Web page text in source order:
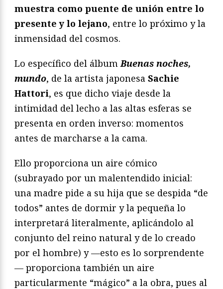
muestra como puente de unión entre lo
presente y lo lejano, entre lo próximo y la
inmensidad del cosmos.
Lo específico del álbum Buenas noches,
mundo, de la artista japonesa Sachie
Hattori, es que dicho viaje desde la
intimidad del lecho a las altas esferas se
presenta en orden inverso: momentos
antes de marcharse a la cama.
Ello proporciona un aire cómico
(subrayado por un malentendido inicial:
una madre pide a su hija que se despida “de
todos” antes de dormir y la pequeña lo
interpretará literalmente, aplicándolo al
conjunto del reino natural y de lo creado
por el hombre) y —esto es lo sorprendente
— proporciona también un aire
particularmente “mágico” a la obra, pues al